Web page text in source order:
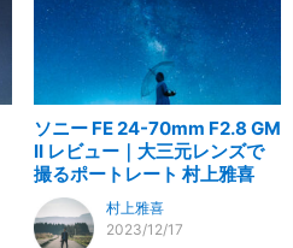
ソニー FE 24-70mm F2.8 GM
II レビュー｜大三元レンズで
撮るポートレート 村上雅喜
村上雅喜
2023/12/17